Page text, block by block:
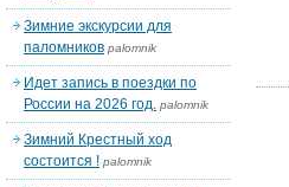
Зимние экскурсии для
паломников palomnik
Идет запись в поездки по
России на 2026 год. palomnik
Зимний Крестный ход
состоится ! palomnik